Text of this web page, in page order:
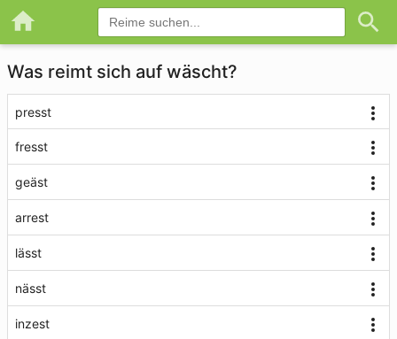
Was reimt sich auf wäscht?
presst
fresst
geäst
arrest
lässt
nässt
inzest